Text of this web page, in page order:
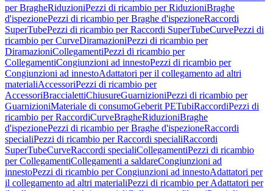
per BragheRiduzioniPezzi di ricambio per RiduzioniBraghe
d'ispezionePezzi di ricambio per Braghe d'ispezioneRaccordi
SuperTubePezzi di ricambio per Raccordi SuperTubeCurvePezzi di
ricambio per CurveDiramazioniPezzi di ricambio per
DiramazioniCollegamentiPezzi di ricambio per
CollegamentiCongiunzioni ad innestoPezzi di ricambio per
Congiunzioni ad innestoAdattatori per il collegamento ad altri
materialiAccessoriPezzi di ricambio per
AccessoriBraccialettiChiusureGuarnizioniPezzi di ricambio per
GuarnizioniMateriale di consumoGeberit PETubiRaccordiPezzi di
ricambio per RaccordiCurveBragheRiduzioniBraghe
d'ispezionePezzi di ricambio per Braghe d'ispezioneRaccordi
specialiPezzi di ricambio per Raccordi specialiRaccordi
SuperTubeCurveRaccordi specialiCollegamentiPezzi di ricambio
per CollegamentiCollegamenti a saldareCongiunzioni ad
innestoPezzi di ricambio per Congiunzioni ad innestoAdattatori per
il collegamento ad altri materialiPezzi di ricambio per Adattatori per